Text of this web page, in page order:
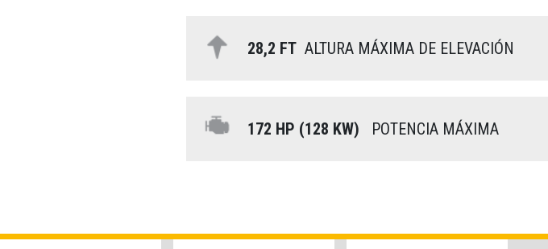
28,2 FTALTURA MÁXIMA DE ELEVACIÓN
172 HP (128 KW) POTENCIA MÁXIMA